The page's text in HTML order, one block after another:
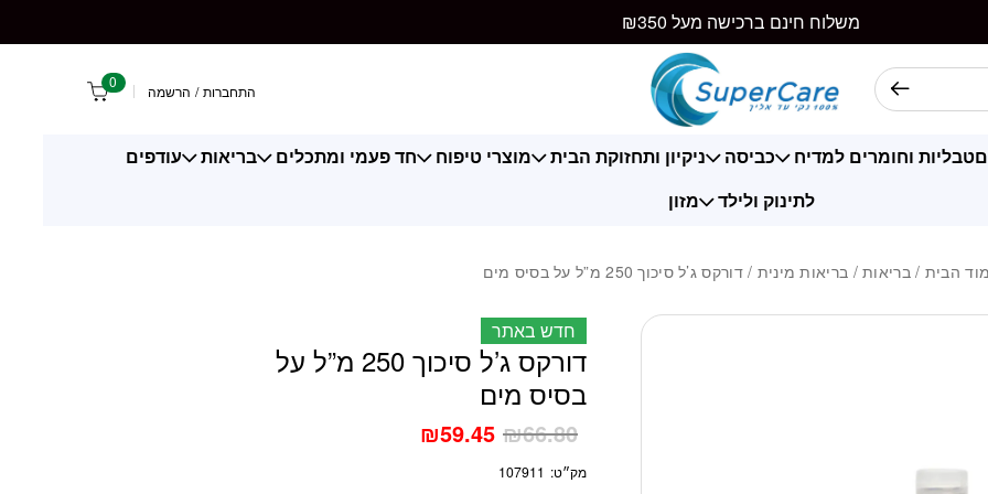
משלוח חינם ברכישה מעל ₪350
התחברות / הרשמה 0
טבליות וחומרים למדיח כביסה ניקיון ותחזוקת הבית מוצרי טיפוח חד פעמי ומתכלים בריאות
עודפים
לתינוק ולילד
מזון
הבית /בריאות/ בריאות מינית / דורקס ג’ל סיכוך 250 מ”ל על בסיס מים
חדש באתר
דורקס ג’ל סיכוך 250 מ”ל על
בסיס מים
₪66.80
₪59.45
מק״ט: 107911